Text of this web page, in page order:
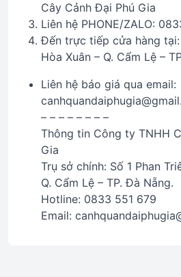
Cây Cảnh Đại Phú Gia
Liên hệ PHONE/ZALO:
Đến trực tiếp cửa hàng tại:
Hòa Xuân – Q. Cẩm Lệ –
Liên hệ báo giá qua email:
– – – – – – – –
Thông tin Công ty TNHH
Gia
Trụ sở chính: Số 1 Phan
Q. Cẩm Lệ – TP. Đà Nẵng.
Hotline: 0833 551 679
Email: